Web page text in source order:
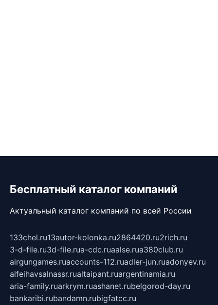
Бесплатный каталог компаний
Актуальный каталог компаний по всей России
133chel.ru13autor-kolonka.ru2864420.ru2rich.ru
3-d-file.ru3d-file.rua-cdc.ruaalse.rua380club.ru
airgungames.ruaccounts-112.ruadler-jun.ruadonyev.ru
alfeihavsalnassr.rualtaipant.ruargentinamia.ru
aria-family.ruarkrym.ruashanet.rubelgorod-day.ru
bankaribi.rubandamn.rubigfatcc.ru